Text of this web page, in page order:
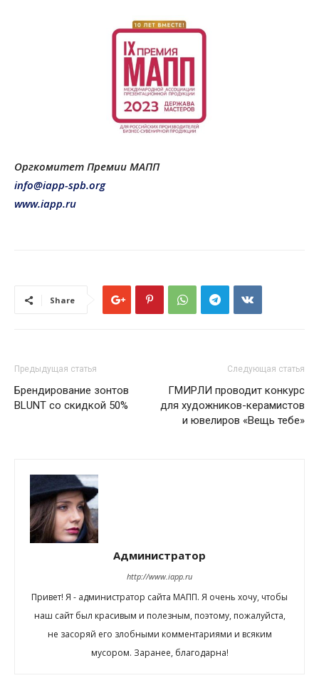
Оргкомитет Премии МАПП
info@iapp-spb.org
www.iapp.ru
Share
Предыдущая статья
Брендирование зонтов
BLUNT со скидкой 50%
Следующая статья
ГМИРЛИ проводит конкурс
для художников-керамистов
и ювелиров «Вещь тебе»
Администратор
http://www.iapp.ru
Привет! Я - администратор сайта МАПП. Я очень хочу, чтобы
наш сайт был красивым и полезным, поэтому, пожалуйста,
не засоряй его злобными комментариями и всяким
мусором. Заранее, благодарна!